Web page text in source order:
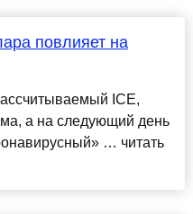
повлияет на
ICE,
а на следующий день
… читать